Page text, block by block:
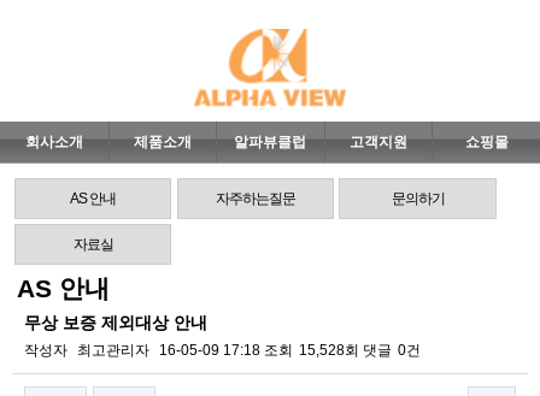
회사소개 제품소개 알파뷰클럽 고객지원 쇼핑몰
AS 안내 자주하는질문 문의하기
자료실
AS 안내
무상 보증 제외대상 안내
작성자 최고관리자 16-05-09 17:18 조회 15,528회 댓글 0건